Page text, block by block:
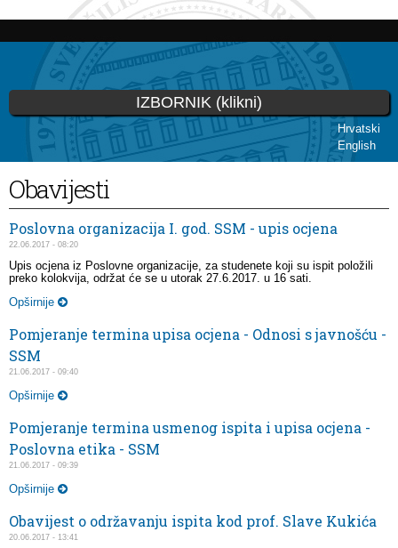
Skip to
content
Hrvatski
English
IZBORNIK (klikni)
You are here
Obavijesti
Poslovna organizacija I. god. SSM - upis ocjena
22.06.2017 - 08:20
Upis ocjena iz Poslovne organizacije, za studenete koji su ispit položili
preko kolokvija, održat će se u utorak 27.6.2017. u 16 sati.
Opširnije
Pomjeranje termina upisa ocjena - Odnosi s javnošću -
SSM
21.06.2017 - 09:40
Opširnije
Pomjeranje termina usmenog ispita i upisa ocjena -
Poslovna etika - SSM
21.06.2017 - 09:39
Opširnije
Obavijest o održavanju ispita kod prof. Slave Kukića
20.06.2017 - 13:41